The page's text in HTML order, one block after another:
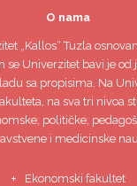
O nama
„Kallos“ Tuzla
se Univerzitet bavi je od
sa propisima. Na
na sva tri nivoa
političke,
i medicinske
Ekonomski fakultet